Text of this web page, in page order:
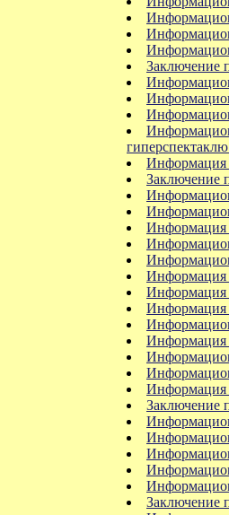
Заключение
Информация
Заключение
Информация
Информация
Информация
Информация
Информация
Заключение
Заключение